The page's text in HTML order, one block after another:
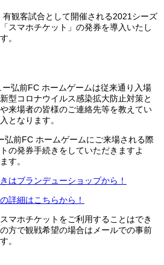
観客試合として開催される2021シーズ
スマホチケット」の発券を導入いたし
。
弘前FC ホームゲームは従来通り入場
型コロナウイルス感染拡大防止対策と
来場者の皆様のご連絡先等を教えてい
となります。
弘前FC ホームゲームにご来場される際
の発券手続きをしていただきますよ
す。
はブランデューショップから！
詳細はこちらから！
マホチケットをご利用することはでき
方で観戦希望の場合はメールでの事前
。